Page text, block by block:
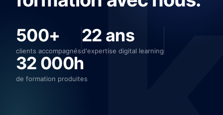
500+
clients accompagnés
22 ans
d'expertise digital learning
32 000h
de formation produites